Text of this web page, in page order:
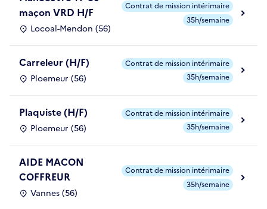
maçon VRD H/F
Locoal-Mendon (56)
Contrat de mission intérimaire
35h/semaine
Carreleur (H/F)
Ploemeur (56)
Contrat de mission intérimaire
35h/semaine
Plaquiste (H/F)
Ploemeur (56)
Contrat de mission intérimaire
35h/semaine
AIDE MACON
COFFREUR
Vannes (56)
Contrat de mission intérimaire
35h/semaine